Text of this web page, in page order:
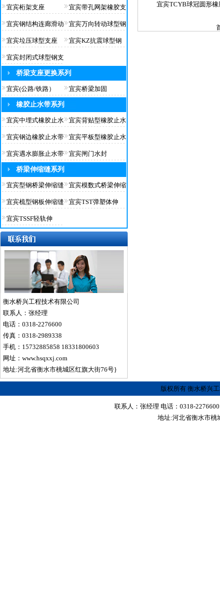
宜宾桁架支座 宜宾带孔网架橡胶支
宜宾钢结构连廊滑动 宜宾万向转动球型钢
宜宾垃压球型支座 宜宾KZ抗震球型钢
宜宾封闭式球型钢支
桥梁支座更换系列
宜宾(公路/铁路） 宜宾桥梁加固
橡胶止水带系列
宜宾中埋式橡胶止水 宜宾背贴型橡胶止水
宜宾钢边橡胶止水带 宜宾平板型橡胶止水
宜宾遇水膨胀止水带 宜宾闸门水封
桥梁伸缩缝系列
宜宾型钢桥梁伸缩缝 宜宾模数式桥梁伸缩
宜宾梳型钢板伸缩缝 宜宾TST弹塑体伸
宜宾TSSF轻轨伸
衡水桥兴工程技术有限公司
联系人：张经理
电话：0318-2276600
传真：0318-2989338
手机：15732885858 18331800603
网址：www.hsqxxj.com
地址:河北省衡水市桃城区红旗大街76号}
宜宾TCYB球冠圆形橡
版权所有 衡水桥兴
联系人：张经理 电话：0318-
地址:河北省衡水市桃